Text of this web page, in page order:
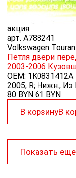
акция
арт. A788241
Volkswagen
Петля двери
2003-2006
OEM: 1K0831412A
2005; R; Нижн.; Из
80 BYN 61 BYN
В корзинуВ
Показать еще